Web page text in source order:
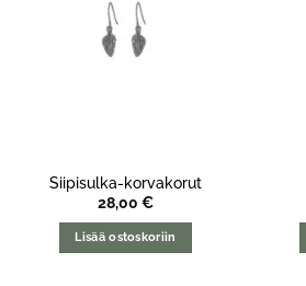
Siipisulka-korvakorut
28,00 €
Lisää ostoskoriin